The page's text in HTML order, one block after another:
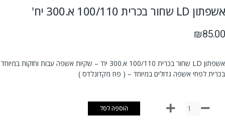
אשפתון LD שחור בכרית 100/110 א.300 יח'
₪85.00
אשפתון LD שחור בכרית 100/110 א.300 יח' – שקיות אשפה עבות וחזקות במיוחד
בכרית לפחי אשפה גדולים במיוחד – ( פח מקדונלדס )
הוספה לסל